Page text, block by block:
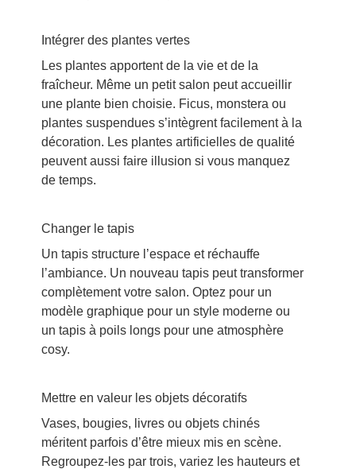
Intégrer des plantes vertes
Les plantes apportent de la vie et de la
fraîcheur. Même un petit salon peut accueillir
une plante bien choisie. Ficus, monstera ou
plantes suspendues s’intègrent facilement à la
décoration. Les plantes artificielles de qualité
peuvent aussi faire illusion si vous manquez
de temps.
Changer le tapis
Un tapis structure l’espace et réchauffe
l’ambiance. Un nouveau tapis peut transformer
complètement votre salon. Optez pour un
modèle graphique pour un style moderne ou
un tapis à poils longs pour une atmosphère
cosy.
Mettre en valeur les objets décoratifs
Vases, bougies, livres ou objets chinés
méritent parfois d’être mieux mis en scène.
Regroupez-les par trois, variez les hauteurs et